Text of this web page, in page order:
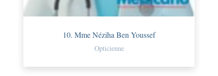
10. Mme Néziha Ben Youssef
Opticienne